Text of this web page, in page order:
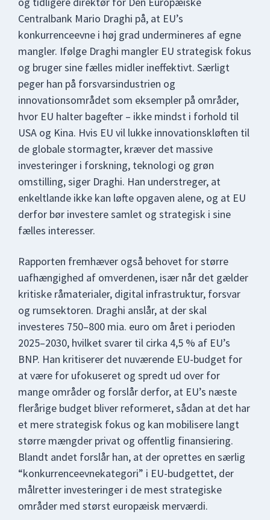
Centralbank Mario Draghi på, at EU’s
konkurrenceevne i høj grad undermineres af egne
mangler. Ifølge Draghi mangler EU strategisk fokus
og bruger sine fælles midler ineffektivt. Særligt
peger han på forsvarsindustrien og
innovationsområdet som eksempler på områder,
hvor EU halter bagefter – ikke mindst i forhold til
USA og Kina. Hvis EU vil lukke innovationskløften til
de globale stormagter, kræver det massive
investeringer i forskning, teknologi og grøn
omstilling, siger Draghi. Han understreger, at
enkeltlande ikke kan løfte opgaven alene, og at EU
derfor bør investere samlet og strategisk i sine
fælles interesser.
Rapporten fremhæver også behovet for større
uafhængighed af omverdenen, især når det gælder
kritiske råmaterialer, digital infrastruktur, forsvar
og rumsektoren. Draghi anslår, at der skal
investeres 750–800 mia. euro om året i perioden
2025–2030, hvilket svarer til cirka 4,5 % af EU’s
BNP. Han kritiserer det nuværende EU-budget for
at være for ufokuseret og spredt ud over for
mange områder og forslår derfor, at EU’s næste
flerårige budget bliver reformeret, sådan at det har
et mere strategisk fokus og kan mobilisere langt
større mængder privat og offentlig finansiering.
Blandt andet forslår han, at der oprettes en særlig
“konkurrenceevnekategori” i EU-budgettet, der
målretter investeringer i de mest strategiske
områder med størst europæisk merværdi.